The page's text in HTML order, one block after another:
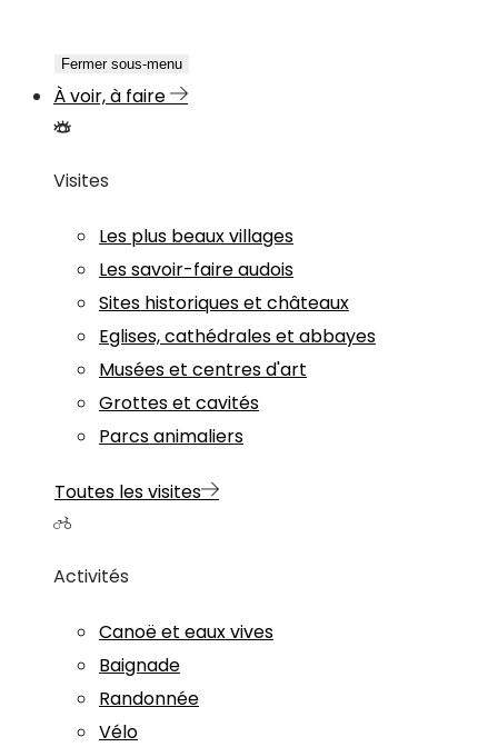
Fermer sous-menu
À voir, à faire
Visites
Les plus beaux villages
Les savoir-faire audois
Sites historiques et châteaux
Eglises, cathédrales et abbayes
Musées et centres d'art
Grottes et cavités
Parcs animaliers
Toutes les visites
Activités
Canoë et eaux vives
Baignade
Randonnée
Vélo